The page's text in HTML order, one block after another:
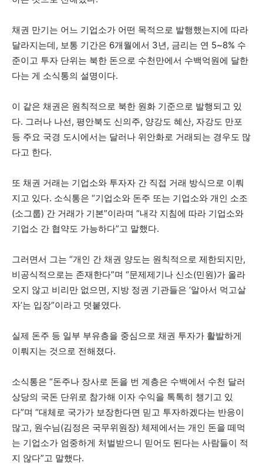
채권 만기는 어느 기업소가 어떤 목적으로 발행했는지에 따라
달라지는데, 보통 기간은 6개월에서 3년, 금리는 연 5~8% 수
준이고 투자 단위는 북한 돈으로 수천만에서 수백억원에 달한
다는 게 소식통의 설명이다.
이 같은 채권은 원칙적으로 북한 원화 기준으로 발행되고 있
다. 그러나 나선, 평안북도 신의주, 양강도 혜산, 자강도 만포
등 주요 국경 도시에서는 달러나 위안화로 거래되는 경우도 많
다고 한다.
또 채권 거래는 기업소와 투자자 간 직접 거래 방식으로 이뤄
지고 있다. 소식통은 “기업소와 돈주 또는 기업소와 개인 소조
(소그룹) 간 거래가 기본”이라며 “내각 지침에 따라 기업소와
기업소 간 협약도 가능하다”고 말했다.
그러면서 그는 “개인 간 채권 양도는 원칙적으로 제한되지만,
비공식적으로는 존재한다”며 “문제제기나 신소(민원)가 올라
오지 않고 비리만 없으면, 지방 정권 기관들은 ‘알아서 먹고살
자’는 입장”이라고 덧붙였다.
실제 돈주 등 일부 부유층을 중심으로 채권 투자가 활발하게
이뤄지는 것으로 전해졌다.
소식통은 “돈주나 장사로 돈을 번 계층은 수백에서 수천 달러
상당의 국돈 단위로 참가해 이자 수익을 톡톡히 챙기고 있
다”며 “대체로 국가가 보장한다면 믿고 투자하겠다는 반응이
많고, 원수님(김정은 국무위원장) 체제에서는 개인 돈을 떼먹
는 기업소가 엄중하게 처벌받으니 믿어도 된다는 사람들이 적
지 않다”고 말했다.